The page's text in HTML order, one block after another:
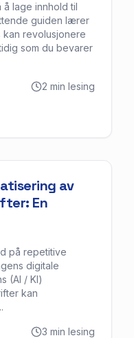
å lage innhold til
guiden lærer
kan revolusjonere
som du bevarer
2 min lesing
av
En
på repetitive
digitale
(AI / KI)
kan
3 min lesing